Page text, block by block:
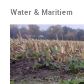
Water & Maritiem